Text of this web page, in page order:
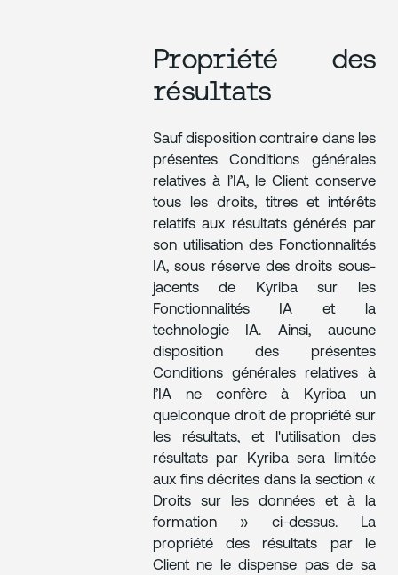
Propriété des
résultats
Sauf disposition contraire dans les
présentes Conditions générales
relatives à l’IA, le Client conserve
tous les droits, titres et intérêts
relatifs aux résultats générés par
son utilisation des Fonctionnalités
IA, sous réserve des droits sous-
jacents de Kyriba sur les
Fonctionnalités IA et la
technologie IA. Ainsi, aucune
disposition des présentes
Conditions générales relatives à
l’IA ne confère à Kyriba un
quelconque droit de propriété sur
les résultats, et l'utilisation des
résultats par Kyriba sera limitée
aux fins décrites dans la section «
Droits sur les données et à la
formation » ci-dessus. La
propriété des résultats par le
Client ne le dispense pas de sa